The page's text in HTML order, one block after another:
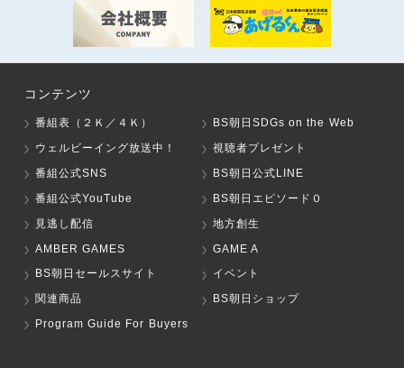
コンテンツ
番組表（２Ｋ／４Ｋ）
BS朝日SDGs on the Web
ウェルビーイング放送中！
視聴者プレゼント
番組公式SNS
BS朝日公式LINE
番組公式YouTube
BS朝日エピソード０
見逃し配信
地方創生
AMBER GAMES
GAME A
BS朝日セールスサイト
イベント
関連商品
BS朝日ショップ
Program Guide For Buyers